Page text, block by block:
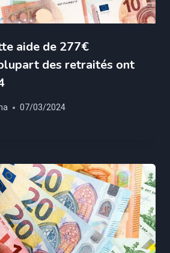
aide de 277€
des retraités ont
07/03/2024